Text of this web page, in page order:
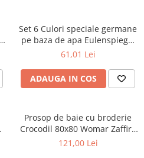
Set 6 Culori speciale germane
pe baza de apa Eulenspiegel
ST206034eul
61,01 Lei
ADAUGA IN COS
Prosop de baie cu broderie
Crocodil 80x80 Womar Zaffiro
AN-ZC-80
121,00 Lei